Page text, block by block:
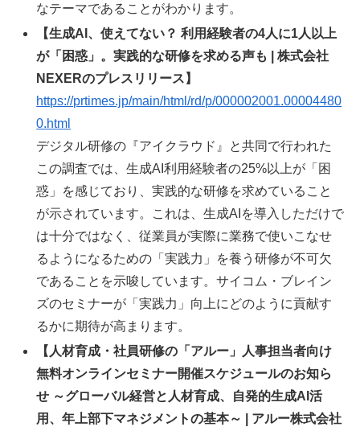
なテーマであることがわかります。
【生成AI、使えてない？ 利用経験者の4人に1人以上
が「困惑」。実践的な研修を求める声も | 株式会社
NEXERのプレスリリース】
https://prtimes.jp/main/html/rd/p/000002001.00004480
0.html
デジタル研修の『アイクラウド』と共同で行われた
この調査では、生成AI利用経験者の25%以上が「困
惑」を感じており、実践的な研修を求めていること
が示されています。これは、生成AIを導入しただけで
は十分ではなく、従業員が実際に業務で使いこなせ
るようになるための「実践力」を養う研修が不可欠
であることを示唆しています。サイコム・ブレイン
ズのセミナーが「実践力」向上にどのように貢献す
るかに期待が高まります。
【人材育成・社員研修の「アルー」人事担当者向け
無料オンラインセミナー開催スケジュールのお知ら
せ ～グローバル経営と人材育成、自発的生成AI活
用、年上部下マネジメントの基本～ | アルー株式会社